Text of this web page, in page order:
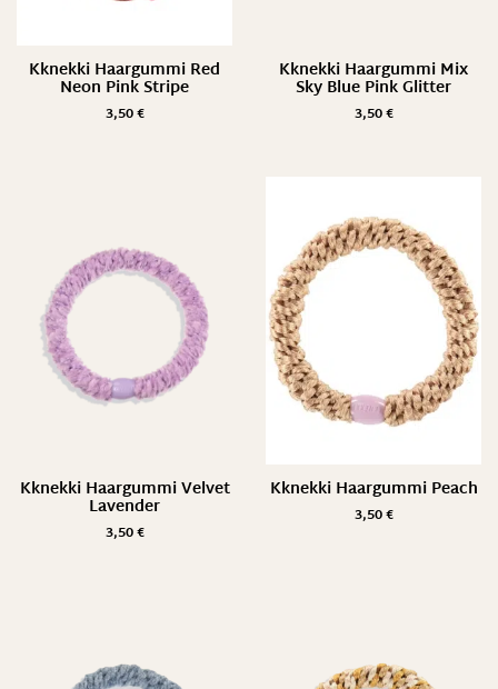
Kknekki Haargummi Red
Neon Pink Stripe
3,50€
Kknekki Haargummi Mix
Sky Blue Pink Glitter
3,50€
Kknekki Haargummi Velvet
Lavender
3,50€
Kknekki Haargummi Peach
3,50€